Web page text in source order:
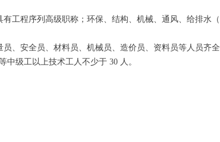
工程序列高级职称；环保、结构、机械、通风、给排水
、安全员、材料员、机械员、造价员、资料员等人员齐全
中级工以上技术工人不少于 30 人。